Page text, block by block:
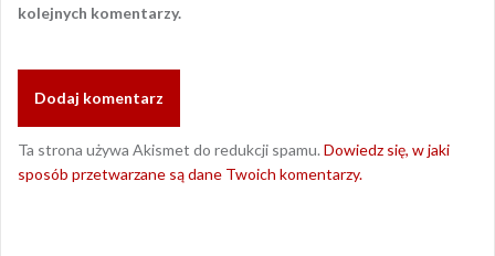
kolejnych komentarzy.
Ta strona używa Akismet do redukcji spamu. Dowiedz się, w jaki
sposób przetwarzane są dane Twoich komentarzy.